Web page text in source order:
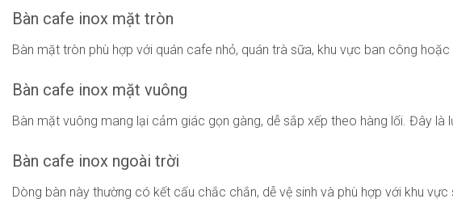
Bàn cafe inox mặt tròn
Bàn mặt tròn phù hợp với quán cafe nhỏ, quán trà sữa, khu vực ban công
Bàn cafe inox mặt vuông
Bàn mặt vuông mang lại cảm giác gọn gàng, dễ sắp xếp theo hàng lối. Đây
Bàn cafe inox ngoài trời
Dòng bàn này thường có kết cấu chắc chắn, dễ vệ sinh và phù hợp với khu